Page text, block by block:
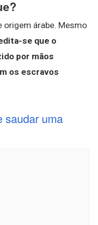
origem árabe. Mesmo
se que o
por mãos
os escravos
saudar uma